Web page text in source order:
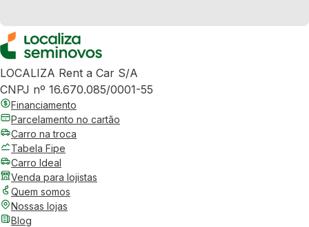
LOCALIZA Rent a Car S/A
CNPJ nº 16.670.085/0001-55
Financiamento
Parcelamento no cartão
Carro na troca
Tabela Fipe
Carro Ideal
Venda para lojistas
Quem somos
Nossas lojas
Blog